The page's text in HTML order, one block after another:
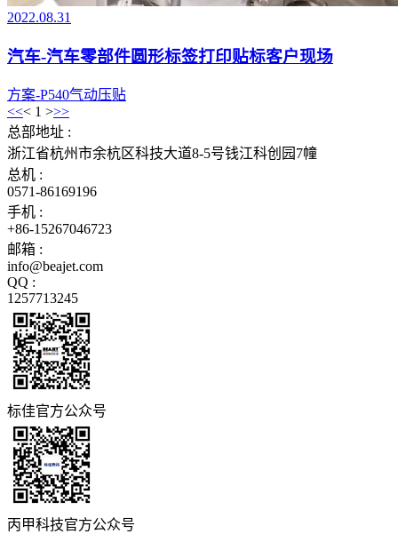
2022.08.31
汽车-汽车零部件圆形标签打印贴标客户现场
方案-P540气动压贴
<<< 1 >>>
总部地址 :
浙江省杭州市余杭区科技大道8-5号钱江科创园7幢
总机 :
0571-86169196
手机 :
+86-15267046723
邮箱 :
info@beajet.com
QQ :
1257713245
标佳官方公众号
丙甲科技官方公众号